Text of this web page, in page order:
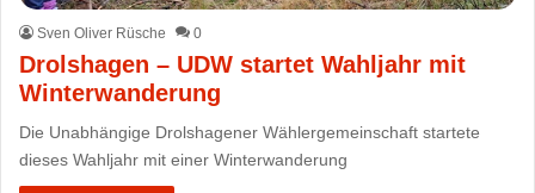
Sven Oliver Rüsche 0
Drolshagen – UDW startet Wahljahr mit
Winterwanderung
Die Unabhängige Drolshagener Wählergemeinschaft startete
dieses Wahljahr mit einer Winterwanderung